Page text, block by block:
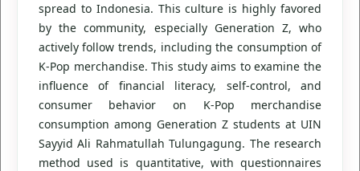
spread to Indonesia. This culture is highly favored
by the community, especially Generation Z, who
actively follow trends, including the consumption of
K-Pop merchandise. This study aims to examine the
influence of financial literacy, self-control, and
consumer behavior on K-Pop merchandise
consumption among Generation Z students at UIN
Sayyid Ali Rahmatullah Tulungagung. The research
method used is quantitative, with questionnaires